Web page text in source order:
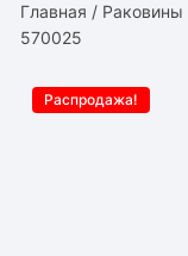
Главная / Раковины
570025
Распродажа!